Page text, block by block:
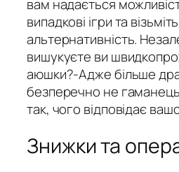
вам надається
випадкові ігри та візьміть
альтернативність.
вишукуєте ви
аюшки?-Адже більше
безперечно не
так, чого відповідає
Знижки та